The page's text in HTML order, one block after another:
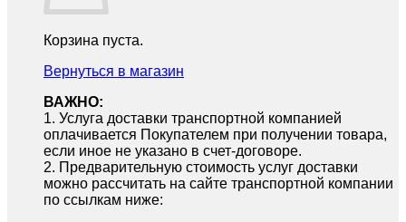
Корзина пуста.
Вернуться в магазин
ВАЖНО:
1.⁠ ⁠Услуга доставки транспортной компанией
оплачивается Покупателем при получении товара,
если иное не указано в счет-договоре.
2.⁠ ⁠Предварительную стоимость услуг доставки
можно рассчитать на сайте транспортной компании
по ссылкам ниже: